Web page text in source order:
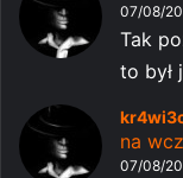
07/08/
Tak
to był
na
07/08/